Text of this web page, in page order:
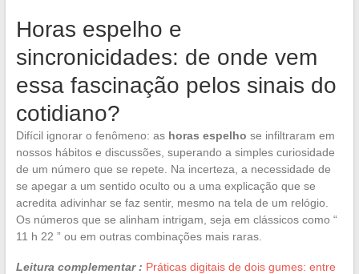
Horas espelho e
sincronicidades: de onde vem
essa fascinação pelos sinais do
cotidiano?
Difícil ignorar o fenômeno: as horas espelho se infiltraram em
nossos hábitos e discussões, superando a simples curiosidade
de um número que se repete. Na incerteza, a necessidade de
se apegar a um sentido oculto ou a uma explicação que se
acredita adivinhar se faz sentir, mesmo na tela de um relógio.
Os números que se alinham intrigam, seja em clássicos como “
11 h 22 ” ou em outras combinações mais raras.
Leitura complementar : Práticas digitais de dois gumes: entre